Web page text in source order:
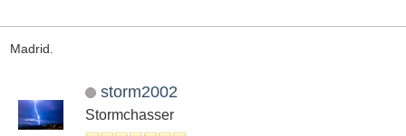
Madrid.
storm2002
Stormchasser